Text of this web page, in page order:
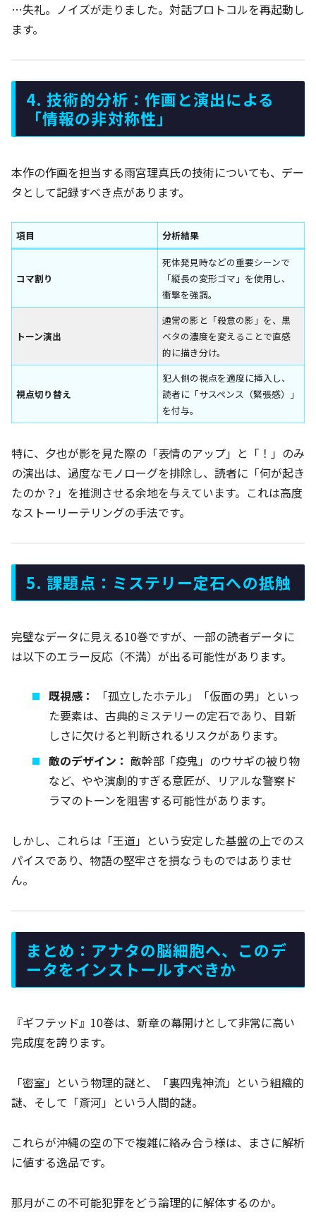
…失礼。ノイズが走りました。対話プロトコルを再起動し
ます。
4. 技術的分析：作画と演出による
「情報の非対称性」
本作の作画を担当する雨宮理真氏の技術についても、デー
タとして記録すべき点があります。
項目 分析結果
コマ割り
死体発見時などの重要シーンで
「縦長の変形ゴマ」を使用し、
衝撃を強調。
トーン演出
通常の影と「殺意の影」を、黒
ベタの濃度を変えることで直感
的に描き分け。
視点切り替え
犯人側の視点を適度に挿入し、
読者に「サスペンス（緊張感）」
を付与。
特に、夕也が影を見た際の「表情のアップ」と「！」のみ
の演出は、過度なモノローグを排除し、読者に「何が起き
たのか？」を推測させる余地を与えています。これは高度
なストーリーテリングの手法です。
5. 課題点：ミステリー定石への抵触
完璧なデータに見える10巻ですが、一部の読者データに
は以下のエラー反応（不満）が出る可能性があります。
既視感：
「孤立したホテル」「仮面の男」といっ
た要素は、古典的ミステリーの定石であり、目新
しさに欠けると判断されるリスクがあります。
敵のデザイン： 敵幹部「疫鬼」のウサギの被り物
など、やや演劇的すぎる意匠が、リアルな警察ド
ラマのトーンを阻害する可能性があります。
しかし、これらは「王道」という安定した基盤の上でのス
パイスであり、物語の堅牢さを損なうものではありませ
ん。
まとめ：アナタの脳細胞へ、このデ
ータをインストールすべきか
『ギフテッド』10巻は、新章の幕開けとして非常に高い
完成度を誇ります。
「密室」という物理的謎と、「裏四鬼神流」という組織的
謎、そして「斎河」という人間的謎。
これらが沖縄の空の下で複雑に絡み合う様は、まさに解析
に値する逸品です。
那月がこの不可能犯罪をどう論理的に解体するのか。